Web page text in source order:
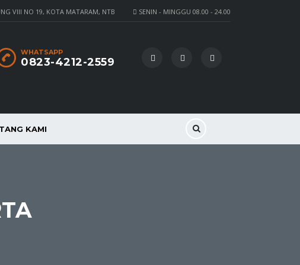
SENIN - MINGGU 08.00 - 24.00
VIII NO 19, KOTA MATARAM, NTB
WHATSAPP
0823-4212-2559
KAMI